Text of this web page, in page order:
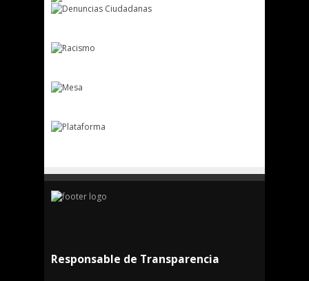
Responsable de Transparencia